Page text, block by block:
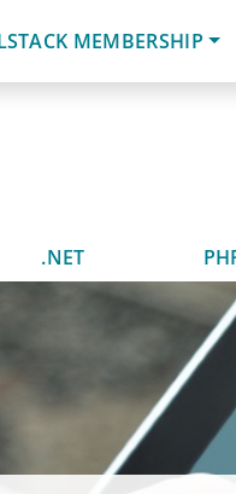
MEMBERSHIP
.NET